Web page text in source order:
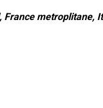
France metroplitane,